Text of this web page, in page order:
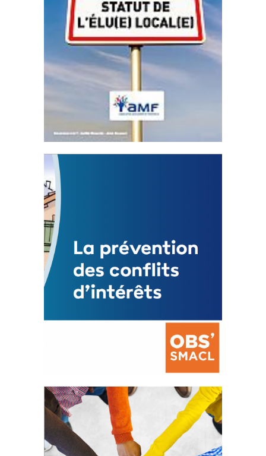
Statut de l’élu local
3 avril 2024
Mise à jour avril 2024 233091 Total 0 Votes
FEUILLETER
La prévention des conflits
d’intérêts
18 septembre 2023
105367 Total 0 Votes 0 0 Aidez-nous à
améliorer...